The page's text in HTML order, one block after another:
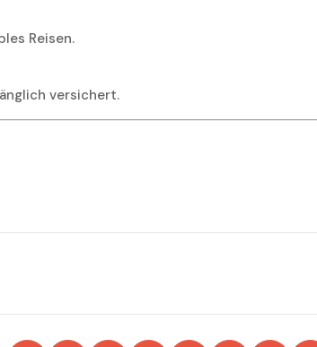
Reisen.
versichert.